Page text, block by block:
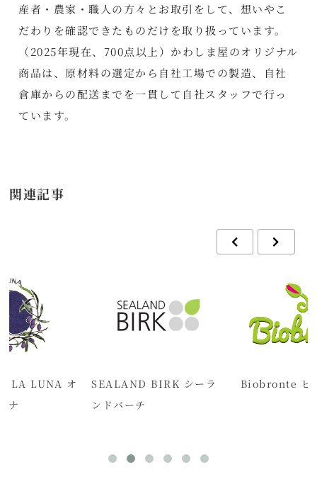
産者・農家・職人の方々とお取引をして、想いやこ
だわりを確認できたものだけを取り扱っています。
（2025年現在、700点以上）かわしま屋のオリジナル
商品は、原材料の選定から自社工場での製造、自社
倉庫からの配送までを一貫して自社スタッフで行っ
ています。
関連記事
LA LUNA オ
ナ
SEALAND BIRK シーラ
ンドバーチ
Biobronte ビ